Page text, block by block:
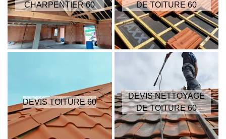
CHARPENTIER 60
DE TOITURE 60
DEVIS TOITURE 60
DEVIS NETTOYAGE
DE TOITURE 60